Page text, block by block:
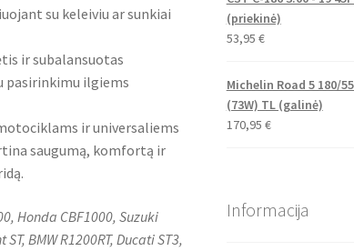
su keleiviu ar sunkiai
ir subalansuotas
pasirinkimu ilgiems
ir universaliems
saugumą, komfortą ir
Honda CBF1000, Suzuki
BMW R1200RT, Ducati ST3,
(priekinė)
53,95 €
Michelin Road 5 180/
(73W) TL (galinė)
170,95 €
Informacija